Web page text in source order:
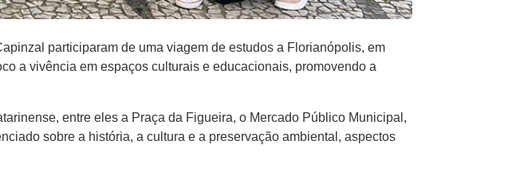
participaram de uma viagem de estudos a Florianópolis, em
a vivência em espaços culturais e educacionais, promovendo a
entre eles a Praça da Figueira, o Mercado Público Municipal,
sobre a história, a cultura e a preservação ambiental, aspectos